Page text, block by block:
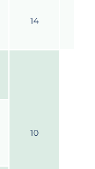
14
10